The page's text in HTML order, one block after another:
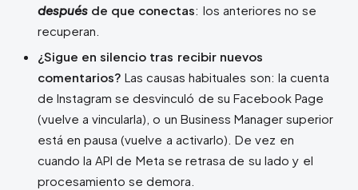
despuésde que conectas: los anteriores no se
recuperan.
¿Sigue en silencio tras recibir nuevos
comentarios? Las causas habituales son: la cuenta
de Instagram se desvinculó de su Facebook Page
(vuelve a vincularla), o un Business Manager superior
está en pausa (vuelve a activarlo). De vez en
cuando la API de Meta se retrasa de su lado y el
procesamiento se demora.